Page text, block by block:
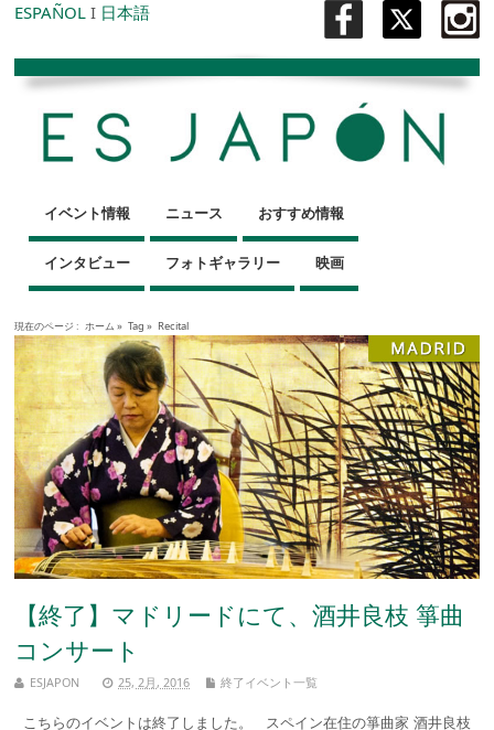
ESPAÑOL I 日本語
イベント情報 ニュース おすすめ情報
インタビュー フォトギャラリー 映画
現在のページ : ホーム » Tag » Recital
【終了】マドリードにて、酒井良枝 箏曲
コンサート
ESJAPON 25, 2月, 2016 終了イベント一覧
こちらのイベントは終了しました。 スペイン在住の箏曲家 酒井良枝